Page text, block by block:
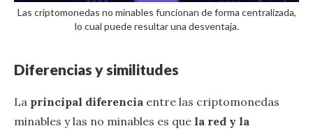
Las criptomonedas no minables funcionan de forma centralizada,
lo cual puede resultar una desventaja.
Diferencias y similitudes
La principal diferencia entre las criptomonedas
minables y las no minables es que la red y la